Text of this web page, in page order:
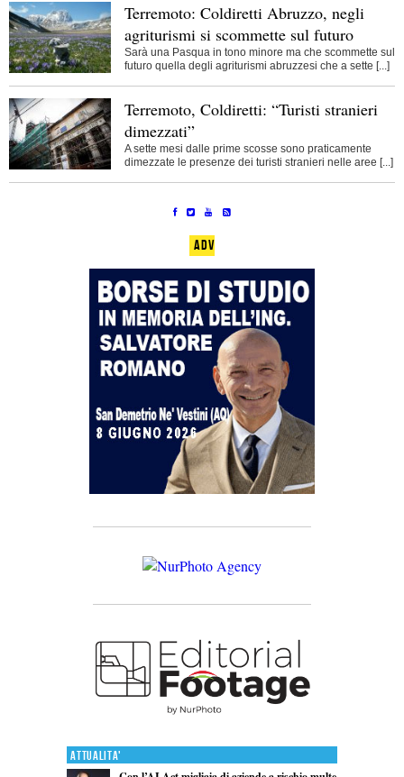
Terremoto: Coldiretti Abruzzo, negli
agriturismi si scommette sul futuro
Sarà una Pasqua in tono minore ma che scommette sul
futuro quella degli agriturismi abruzzesi che a sette [...]
Terremoto, Coldiretti: “Turisti stranieri
dimezzati”
A sette mesi dalle prime scosse sono praticamente
dimezzate le presenze dei turisti stranieri nelle aree [...]
ADV
Attualita'